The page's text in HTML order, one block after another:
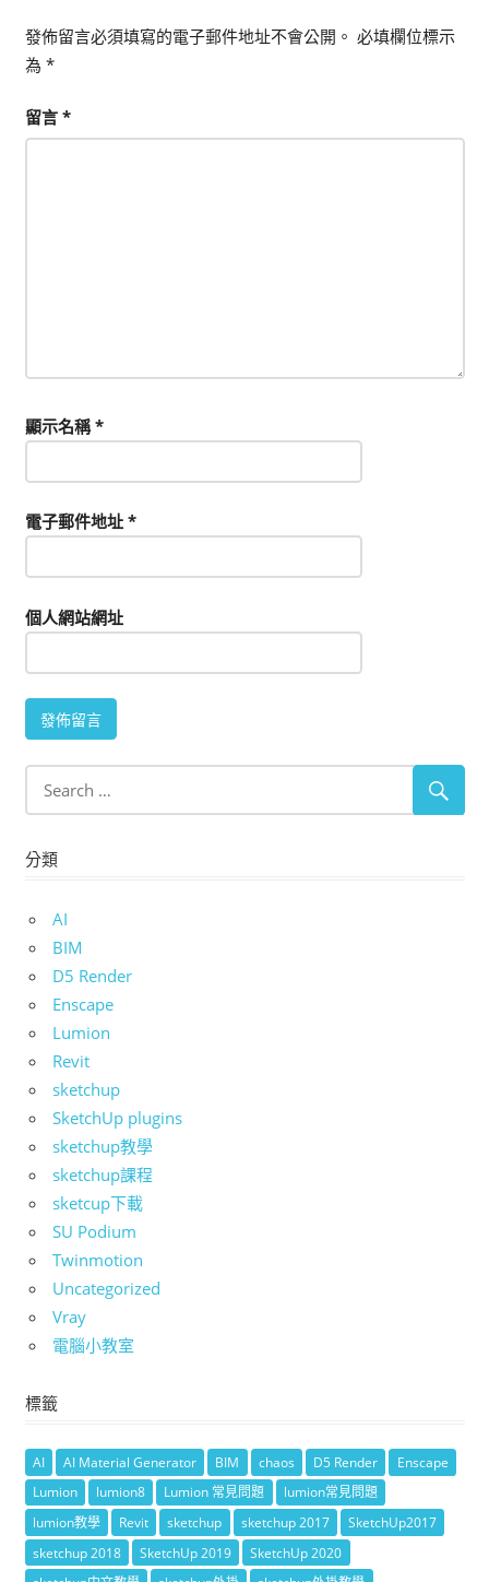
發佈留言必須填寫的電子郵件地址不會公開。 必填欄位標示
為 *
留言 *
顯示名稱*
電子郵件地址 *
個人網站網址
分類
AI
BIM
D5 Render
Enscape
Lumion
Revit
sketchup
SketchUp plugins
sketchup教學
sketchup課程
sketcup下載
SU Podium
Twinmotion
Uncategorized
Vray
電腦小教室
標籤
AI AI Material Generator BIM chaos D5 Render
Enscape
Lumion
lumion8 Lumion 常見問題
lumion常見問題
lumion教學
Revit sketchup sketchup 2017
SketchUp2017
sketchup 2018
SketchUp 2019
SketchUp 2020